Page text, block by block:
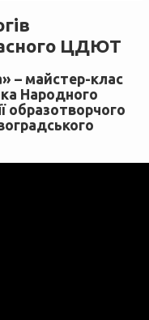
ЦДЮТ
– майстер-клас
Народного
образотворчого